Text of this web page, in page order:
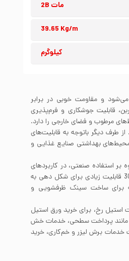
مات 2B
39.65 Kg/m
کیلوگرم
می‌شود و مقاومت خوبی در برابر
قابلیت جوشکاری و فرم‌پذیری
استفاده در محیط‌های مرطوب و فضای خارجی را دارد.
طرف دیگر باتوجه به قابلیت‌های
راحت و استریل نمودن این آلیاژ، از ورق 304 در محیط‌های بهداشتی صنایع غذایی و
304، این محصول علاوه بر استفاده صنعتی، در کاربردهای
دکوراتیو نیز مورد استفاده قرار می‌گیرد. ورق رول استیل 304 قابلیت زیادی برای شکل دهی به
برای ساخت سینک ظرفشویی و
استیل رخ، برای خرید ورق استیل
مانند پرداخت سطحی، خدمات خش
خدمات برش لیزر و خم‌کاری، خرید